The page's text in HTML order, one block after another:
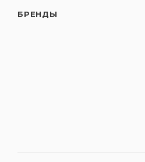
БРЕНДЫ